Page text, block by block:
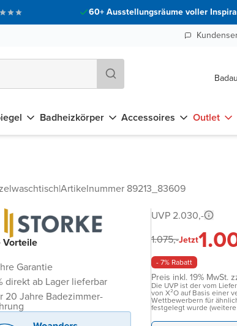
60+ Ausstellungsräume voller
Badheizkörper Accessoires Outlet
|Artikelnummer 89213_83609
Vorteile
Garantie
direkt ab Lager lieferbar
20 Jahre Badezimmer-
UVP 2.030,-
1.075,-Jetzt
- 7% Rabatt
Preis inkl. 19% MwSt.
Die UVP ist der vom
von X²O auf Basis einer
Wettbewerbern für
festgelegt wurde